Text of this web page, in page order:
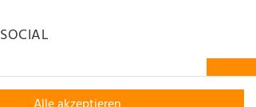
SOCIAL